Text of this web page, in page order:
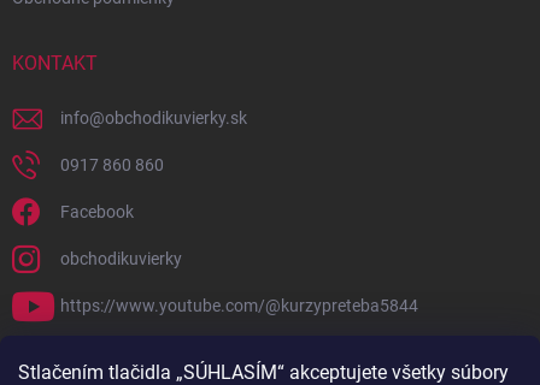
Stlačením tlačidla „SÚHLASÍM“ akceptujete všetky súbory
KONTAKT
info@obchodikuvierky.sk
0917 860 860
Facebook
obchodikuvierky
https://www.youtube.com/@kurzypreteba5844
PRIJÍMAME ONLINE PLATBY